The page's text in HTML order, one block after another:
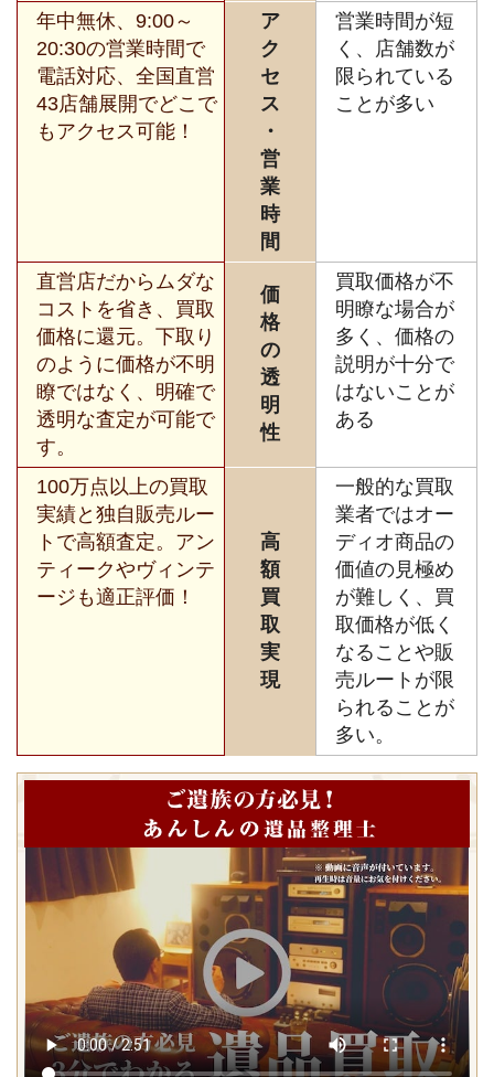
年中無休、9:00～
20:30の営業時間で
電話対応、全国直営
43店舗展開でどこで
もアクセス可能！
ア
ク
セ
ス
・
営
業
時
間
営業時間が短
く、店舗数が
限られている
ことが多い
直営店だからムダな
コストを省き、買取
価格に還元。下取り
のように価格が不明
瞭ではなく、明確で
透明な査定が可能で
す。
価
格
の
透
明
性
買取価格が不
明瞭な場合が
多く、価格の
説明が十分で
はないことが
ある
100万点以上の買取
実績と独自販売ルー
トで高額査定。アン
ティークやヴィンテ
ージも適正評価！
高
額
買
取
実
現
一般的な買取
業者ではオー
ディオ商品の
価値の見極め
が難しく、買
取価格が低く
なることや販
売ルートが限
られることが
多い。